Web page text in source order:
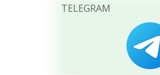
TELEGRAM